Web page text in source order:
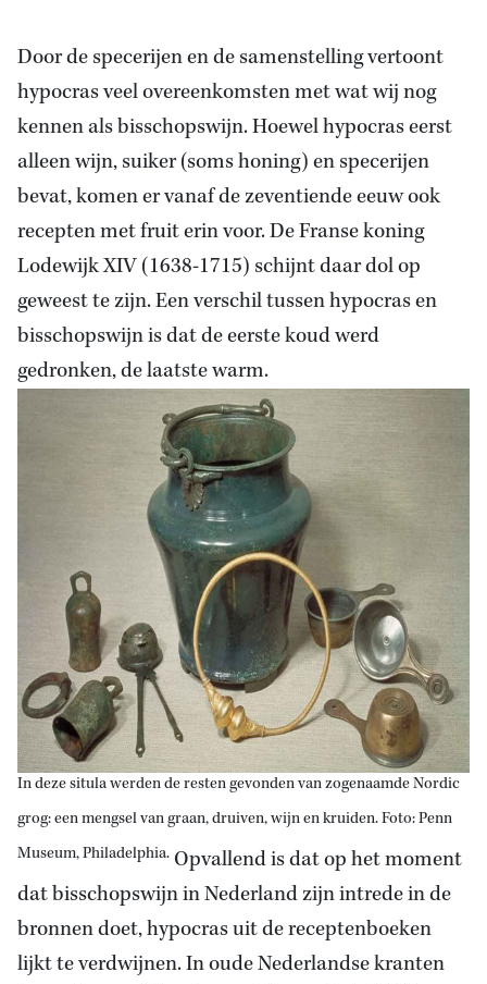
Door de specerijen en de samenstelling vertoont
hypocras veel overeenkomsten met wat wij nog
kennen als bisschopswijn. Hoewel hypocras eerst
alleen wijn, suiker (soms honing) en specerijen
bevat, komen er vanaf de zeventiende eeuw ook
recepten met fruit erin voor. De Franse koning
Lodewijk XIV (1638-1715) schijnt daar dol op
geweest te zijn. Een verschil tussen hypocras en
bisschopswijn is dat de eerste koud werd
gedronken, de laatste warm.
In deze situla werden de resten gevonden van zogenaamde Nordic
grog: een mengsel van graan, druiven, wijn en kruiden. Foto: Penn
Museum, Philadelphia. Opvallend is dat op het moment
dat bisschopswijn in Nederland zijn intrede in de
bronnen doet, hypocras uit de receptenboeken
lijkt te verdwijnen. In oude Nederlandse kranten